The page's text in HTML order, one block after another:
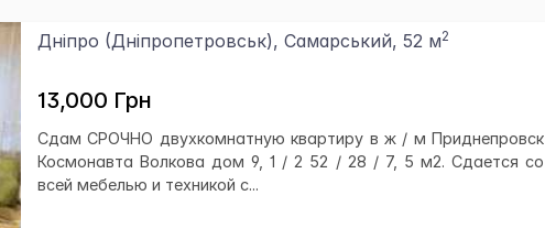
Дніпро (Дніпропетровськ), Самарський, 52 м2
13,000 Грн
Сдам СРОЧНО двухкомнатную квартиру в ж / м Приднепровск
Космонавта Волкова дом 9, 1 / 2 52 / 28 / 7, 5 м2. Cдается со
всей мебелью и техникой с...